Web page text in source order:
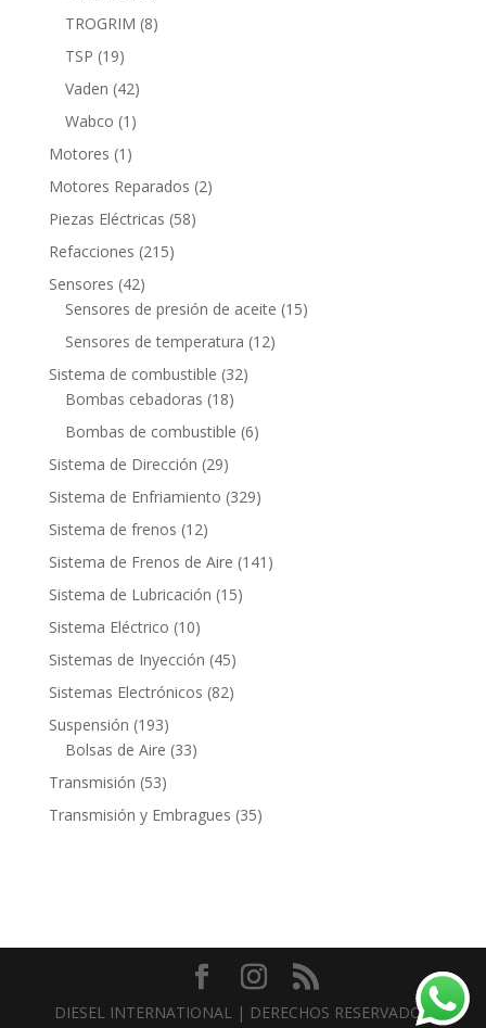
productos
TROGRIM 88
TSP 1919
productos
Vaden 4242
productos
Wabco 1 1
producto
Motores 1 1
producto
Motores Reparados 22
Piezas Eléctricas 5858
Refacciones 215215
Sensores 4242
productos
Sensores de presión de aceite 1515
Sensores de temperatura 1212
Sistema de combustible 3232
Bombas cebadoras 1818
productos
Bombas de combustible 66
Sistema de Dirección 2929
productos
Sistema de Enfriamiento 329329
Sistema de frenos 1212
productos
Sistema de Frenos de Aire 141 141
Sistema de Lubricación 1515
Sistema Eléctrico 1010
productos
Sistemas de Inyección 4545
productos
Sistemas Electrónicos 8282
Suspensión 193193
productos
Bolsas de Aire 3333
Transmisión 5353
productos
Transmisión y Embragues 3535
DIESEL INTERNATIONAL | DERECHOS RESERVADOS